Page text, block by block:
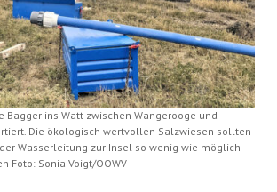
Bagger ins Watt zwischen Wangerooge und
Die ökologisch wertvollen Salzwiesen sollten
Wasserleitung zur Insel so wenig wie möglich
Foto: Sonia Voigt/OOWV